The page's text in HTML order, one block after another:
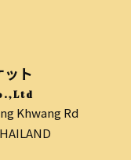
ット
Khwang Rd